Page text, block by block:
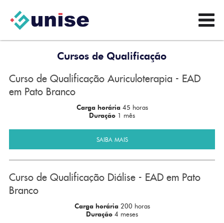
Cursos de Qualificação
Curso de Qualificação Auriculoterapia - EAD
em Pato Branco
Carga horária 45 horas
Duração 1 mês
SAIBA MAIS
Curso de Qualificação Diálise - EAD em Pato
Branco
Carga horária 200 horas
Duração 4 meses